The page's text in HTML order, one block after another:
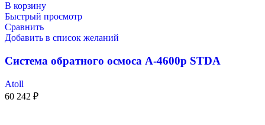
В корзину
Быстрый просмотр
Сравнить
Добавить в список желаний
Система обратного осмоса A-4600p STDA
Atoll
60 242 ₽